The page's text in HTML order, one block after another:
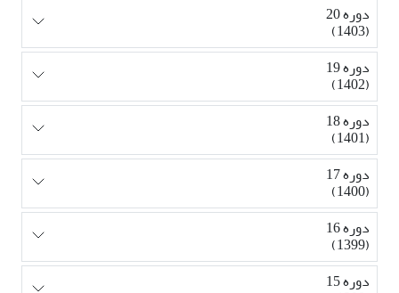
دوره 20
(1403)
دوره 19
(1402)
دوره 18
(1401)
دوره 17
(1400)
دوره 16
(1399)
دوره 15